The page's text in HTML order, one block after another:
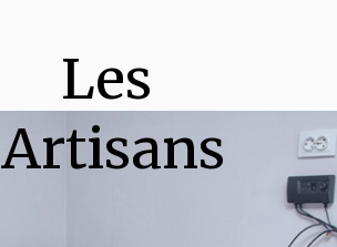
Les
Artisans